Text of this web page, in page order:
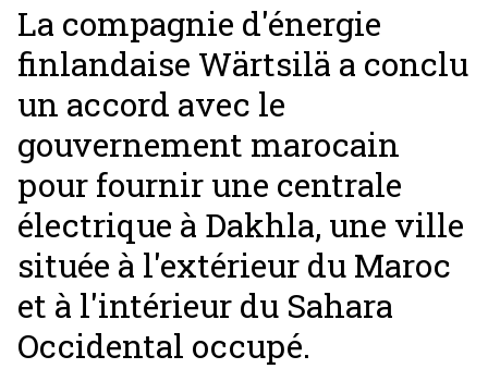
La compagnie d'énergie
finlandaise Wärtsilä a conclu
un accord avec le
gouvernement marocain
pour fournir une centrale
électrique à Dakhla, une ville
située à l'extérieur du Maroc
et à l'intérieur du Sahara
Occidental occupé.